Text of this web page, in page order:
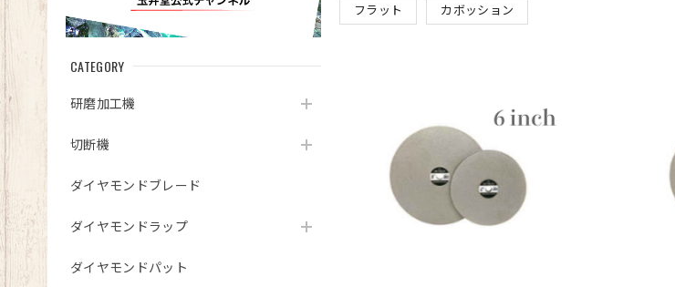
CATEGORY
研磨加工機
切断機
ダイヤモンドブレード
ダイヤモンドラップ
ダイヤモンドパット
フラット カボッション